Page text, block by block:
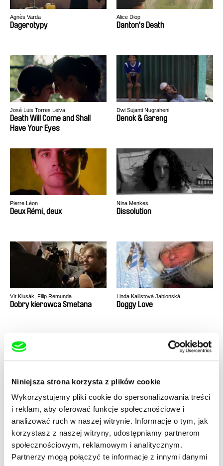
Niniejsza strona korzysta z plików cookie
Wykorzystujemy pliki cookie do spersonalizowania treści
i reklam, aby oferować funkcje społecznościowe i
analizować ruch w naszej witrynie. Informacje o tym, jak
korzystasz z naszej witryny, udostępniamy partnerom
społecznościowym, reklamowym i analitycznym.
Partnerzy mogą połączyć te informacje z innymi danymi
Agnès Varda
Dagerotypy
Alice Diop
Danton's Death
José Luis Torres Leiva
Death Will Come and Shall
Have Your Eyes
Dwi Sujanti Nugraheni
Denok & Gareng
Pierre Léon
Deux Rémi, deux
Nina Menkes
Dissolution
Vít Klusák, Filip Remunda
Dobry kierowca Smetana
Linda Kallistová Jablonská
Doggy Love
Don't Worry, the Doors Will
Open
Dreams Of Ice